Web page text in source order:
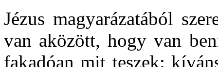
Jézus magyarázatából
van aközött, hogy van
fakadóan mit teszek: